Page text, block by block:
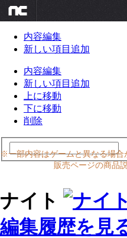
内容編集
新しい項目追加
内容編集
新しい項目追加
上に移動
下に移動
削除
※一部内容はゲームと異なる場合
販売ページの商品
ナイト
編集履歴を見